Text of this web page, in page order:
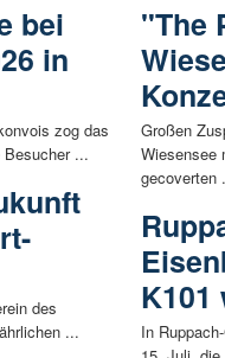
bei
in
zog das
...
des
...
"The
Großen
Wiesensee
gecoverten
In